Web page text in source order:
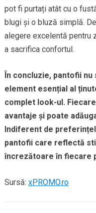
pot fi purtați atât cu o
blugi și o bluză simplă.
alegere excelentă pentru
a sacrifica confortul.
În concluzie, pantofii
element esențial al
complet look-ul.
avantaje și poate
Indiferent de
pantofii care reflectă
încrezătoare în fiecare
Sursă: xPROMO.ro